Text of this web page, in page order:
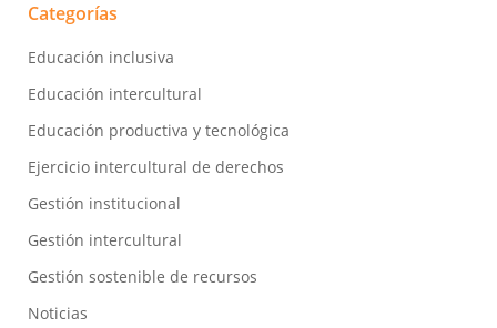
Categorías
Educación inclusiva
Educación intercultural
Educación productiva y tecnológica
Ejercicio intercultural de derechos
Gestión institucional
Gestión intercultural
Gestión sostenible de recursos
Noticias